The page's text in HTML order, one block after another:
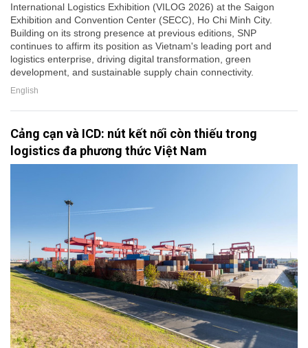
International Logistics Exhibition (VILOG 2026) at the Saigon
Exhibition and Convention Center (SECC), Ho Chi Minh City.
Building on its strong presence at previous editions, SNP
continues to affirm its position as Vietnam's leading port and
logistics enterprise, driving digital transformation, green
development, and sustainable supply chain connectivity.
English
Cảng cạn và ICD: nút kết nối còn thiếu trong
logistics đa phương thức Việt Nam